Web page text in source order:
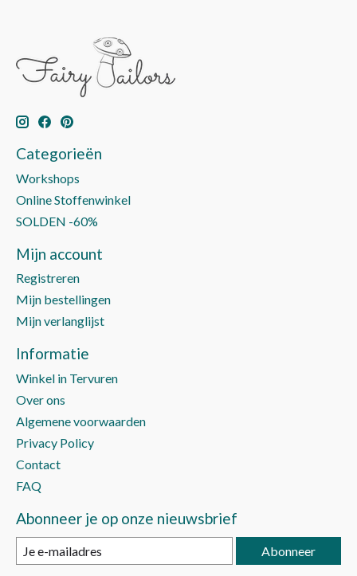
Categorieën
Workshops
Online Stoffenwinkel
SOLDEN -60%
Mijn account
Registreren
Mijn bestellingen
Mijn verlanglijst
Informatie
Winkel in Tervuren
Over ons
Algemene voorwaarden
Privacy Policy
Contact
FAQ
Abonneer je op onze nieuwsbrief
Abonneer